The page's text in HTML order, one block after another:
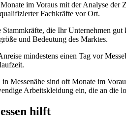
im Voraus mit der Analyse
Fachkräfte vor Ort.
die Ihr Unternehmen
und Bedeutung des Marktes.
mindestens einen Tag vor
Messenähe sind oft Monate im
Arbeitskleidung ein, die an die
hilft